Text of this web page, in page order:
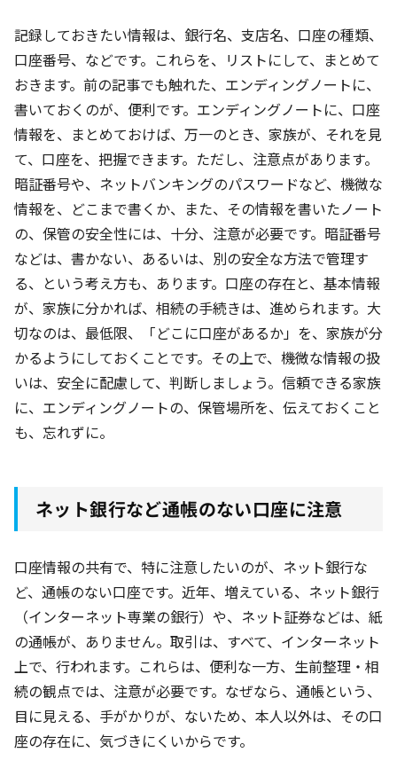
記録しておきたい情報は、銀行名、支店名、口座の種類、
口座番号、などです。これらを、リストにして、まとめて
おきます。前の記事でも触れた、エンディングノートに、
書いておくのが、便利です。エンディングノートに、口座
情報を、まとめておけば、万一のとき、家族が、それを見
て、口座を、把握できます。ただし、注意点があります。
暗証番号や、ネットバンキングのパスワードなど、機微な
情報を、どこまで書くか、また、その情報を書いたノート
の、保管の安全性には、十分、注意が必要です。暗証番号
などは、書かない、あるいは、別の安全な方法で管理す
る、という考え方も、あります。口座の存在と、基本情報
が、家族に分かれば、相続の手続きは、進められます。大
切なのは、最低限、「どこに口座があるか」を、家族が分
かるようにしておくことです。その上で、機微な情報の扱
いは、安全に配慮して、判断しましょう。信頼できる家族
に、エンディングノートの、保管場所を、伝えておくこと
も、忘れずに。
ネット銀行など通帳のない口座に注意
口座情報の共有で、特に注意したいのが、ネット銀行な
ど、通帳のない口座です。近年、増えている、ネット銀行
（インターネット専業の銀行）や、ネット証券などは、紙
の通帳が、ありません。取引は、すべて、インターネット
上で、行われます。これらは、便利な一方、生前整理・相
続の観点では、注意が必要です。なぜなら、通帳という、
目に見える、手がかりが、ないため、本人以外は、その口
座の存在に、気づきにくいからです。